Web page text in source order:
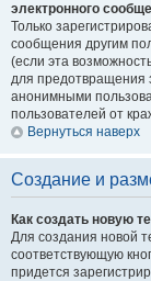
электронного
Только
сообщения другим
(если эта
для предотвращения
анонимными
пользователей от
Вернуться наверх
Создание и
Как создать новую
Для создания новой
соответствующую
придется